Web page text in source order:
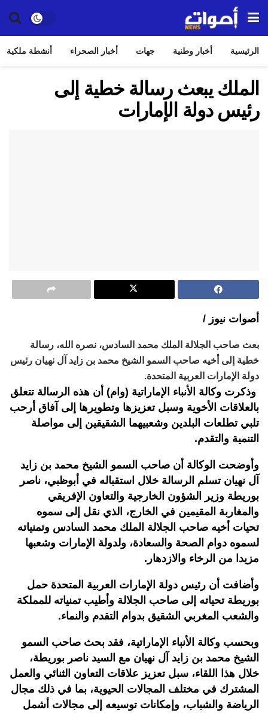
الرئيسية أخبار وطنية جهات أخبار الصحراء أنشطة ملكية
الملك يبعث رسالة خطية إلى
رئيس دولة الإمارات
أصوات نيوز /
بعث صاحب الجلالة الملك محمد السادس، نصره الله، رسالة
خطية إلى أخيه صاحب السمو الشيخ محمد بن زايد آل نهيان رئيس
دولة الإمارات العربية المتحدة.
وذكرت وكالة الأنباء الإماراتية (وام) أن هذه الرسالة تتعلق
بالعلاقات الأخوية وسبل تعزيزها وتطويرها إلى آفاق أرحب
تلبي تطلعات البلدين وشعبيهما الشقيقين إلى مواصلة
التنمية والتقدم.
وأوضحت الوكالة أن صاحب السمو الشيخ محمد بن زايد
آل نهيان تسلم الرسالة خلال استقباله في أبوظبي، ناصر
بوريطة وزير الشؤون الخارجية والتعاون الإفريقي
والمغاربة المقيمين في الخارج، الذي نقل إلى سموه
تحيات أخيه صاحب الجلالة الملك محمد السادس وتمنياته
لسموه دوام الصحة والسعادة، ولدولة الإمارات وشعبها
مزيدا من الرخاء والازدهار.
وأضافت أن رئيس دولة الإمارات العربية المتحدة حمل
بوريطة تحياته إلى صاحب الجلالة وأطيب تمنياته للمملكة
والشعب المغربي الشقيق بدوام التقدم والنماء.
وبحسب وكالة الأنباء الإماراتية، فقد بحث صاحب السمو
الشيخ محمد بن زايد آل نهيان مع السيد ناصر بوريطة،
خلال هذا اللقاء، سبل تعزيز علاقات التعاون الثنائي والعمل
المشترك في مختلف المجالات الحيوية، بما في ذلك مجال
الرياضة والشباب، وإمكانات توسيعه إلى مجالات أشمل